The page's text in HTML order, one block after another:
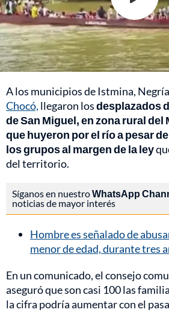
A los municipios de Istmina,
Chocó, llegaron losdesplazados
de San Miguel, en zona rural del
que huyeron por el río a pesar
los grupos al margen de la ley
del territorio.
Síganos en nuestroWhatsApp
noticias de mayor interés
Hombre es señalado de
menor de edad, durante tres
En un comunicado, el consejo
aseguró que son casi 100 las
la cifra podría aumentar con el